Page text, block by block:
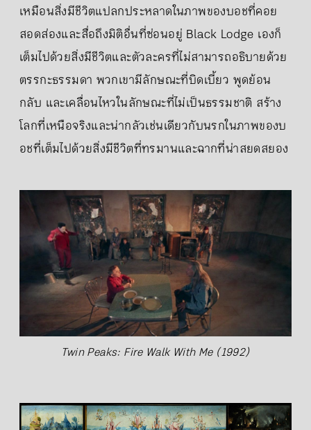
เหมือนสิ่งมีชีวิตแปลกประหลาดในภาพของบอชที่คอย
สอดส่องและสื่อถึงมิติอื่นที่ซ่อนอยู่ Black Lodge เองก็
เต็มไปด้วยสิ่งมีชีวิตและตัวละครที่ไม่สามารถอธิบายด้วย
ตรรกะธรรมดา พวกเขามีลักษณะที่บิดเบี้ยว พูดย้อน
กลับ และเคลื่อนไหวในลักษณะที่ไม่เป็นธรรมชาติ สร้าง
โลกที่เหนือจริงและน่ากลัวเช่นเดียวกับนรกในภาพของบ
อชที่เต็มไปด้วยสิ่งมีชีวิตที่ทรมานและฉากที่น่าสยดสยอง
Twin Peaks: Fire Walk With Me (1992)